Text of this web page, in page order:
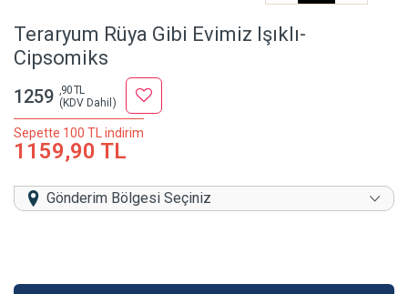
Teraryum Rüya Gibi Evimiz Işıklı-
Cipsomiks
1259 ,90 TL
(KDV Dahil)
Sepette 100 TL indirim
1159,90 TL
Gönderim Bölgesi Seçiniz